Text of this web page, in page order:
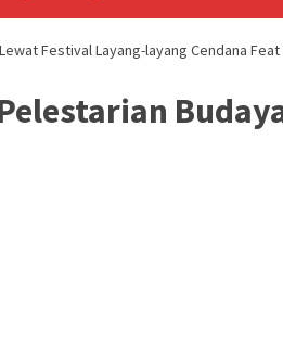
Festival Layang-layang Cendana Feat